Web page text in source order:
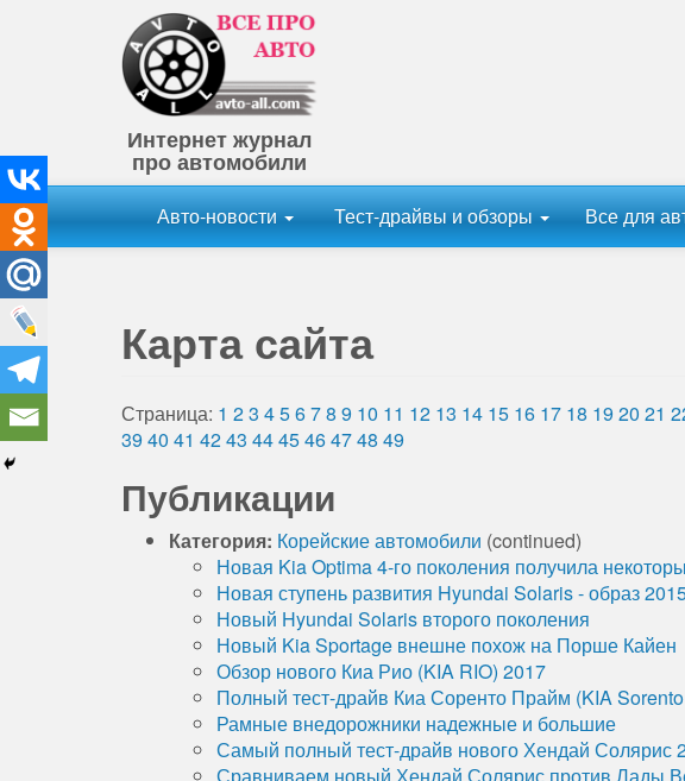
Интернет журнал
про автомобили
Авто-новости Тест-драйвы и обзоры Все для
Карта сайта
Страница: 1 23 45678 9 10 11 12 13 14 15 16 17 18 19 20 21
39 40 41 4243 4445464748 49
Публикации
Категория: Корейские автомобили (continued)
Новая Kia Optima 4-го поколения получила
Новая ступень развития Hyundai Solaris - образ
Новый Hyundai Solaris второго поколения
Новый Kia Sportage внешне похож на Порше Кайен
Обзор нового Киа Рио (KIA RIO) 2017
Полный тест-драйв Киа Соренто Прайм (KIA
Рамные внедорожники надежные и большие
Самый полный тест-драйв нового Хендай Солярис